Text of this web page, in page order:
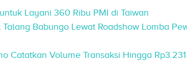
Layani 360 Ribu PMI di Taiwan
Babungo Lewat Roadshow Lomba
Catatkan Volume Transaksi Hingga